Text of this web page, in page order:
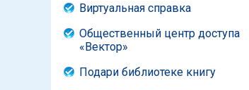
Виртуальная справка
Общественный центр доступа
«Вектор»
Подари библиотеке книгу